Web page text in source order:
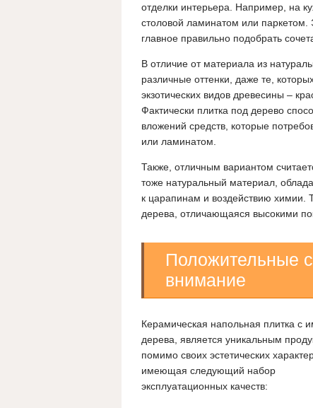
отделки интерьера. Например, на
столовой ламинатом или паркетом.
главное правильно подобрать
В отличие от материала из
различные оттенки, даже те,
экзотических видов древесины –
Фактически плитка под дерево
вложений средств, которые
или ламинатом.
Также, отличным вариантом
тоже натуральный материал,
к царапинам и воздействию химии.
дерева, отличающаяся высокими
Положительные
внимание
Керамическая напольная плитка с
дерева, является уникальным
помимо своих эстетических
имеющая следующий набор
эксплуатационных качеств: